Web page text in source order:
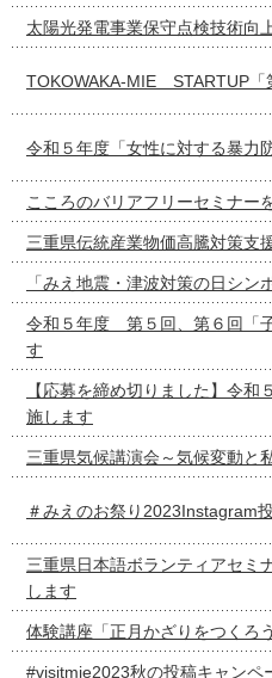
太陽光発電事業保守点検技術向
TOKOWAKA-MIE STARTUP「
令和５年度「女性に対する暴力
こころのバリアフリーセミナー
三重県伝統産業物価高騰対策支
「みえ地震・津波対策の日シン
令和５年度 第５回、第６回「
す
【応募を締め切りました】令
施します
三重県気候講演会～気候変動と
＃みえのお祭り2023Instagram
三重県日本語ボランティアセミ
します
体験講座「正月かざりをつくろ
#visitmie2023秋の投稿キャンペ